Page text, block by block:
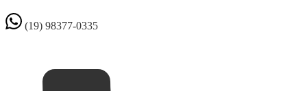
(19) 98377-0335